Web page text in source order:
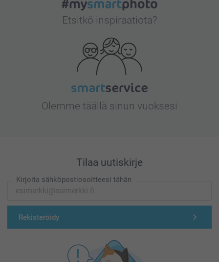
Etsitkö inspiraatiota?
Olemme täällä sinun vuoksesi
Tilaa uutiskirje
Kirjoita sähköpostiosoitteesi tähän
Rekisteröidy